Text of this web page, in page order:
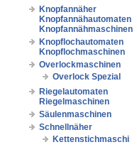
Knopfannäher
Knopfannähautomaten
Knopfannähmaschinen
Knopflochautomaten
Knopflochmaschinen
Overlockmaschinen
Overlock Spezial
Riegelautomaten
Riegelmaschinen
Säulenmaschinen
Schnellnäher
Kettenstichmaschi